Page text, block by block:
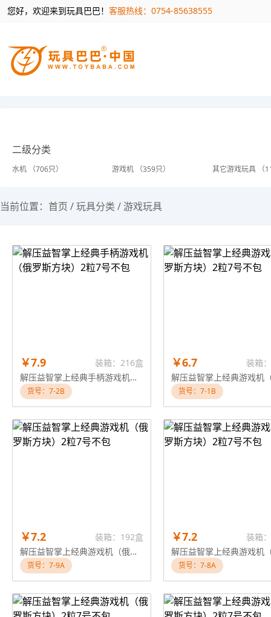
您好，欢迎来到玩具巴巴！ 客服热线：0754-85638555
二级分类
水机 （706只） 游戏机 （359只） 其它游戏玩具 （
当前位置： 首页 /玩具分类 / 游戏玩具
￥7.9
装箱：216盒
解压益智掌上经典手柄游戏机（俄罗斯方块）2粒7号不包
货号：7-2B
￥6.7 装箱
货号：7-1B
￥7.2
装箱：192盒
解压益智掌上经典游戏机（俄罗斯方块）2粒7号不包
货号：7-9A
￥7.2 装箱
货号：7-8A